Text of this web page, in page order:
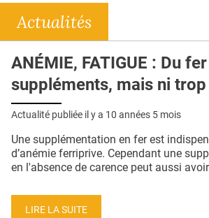
DOSSIERS
RÉSEAUX
E-REVUE SAD
THÉMA
QUI SOMMES-NOUS ?
CONDITIONS GÉNÉRALES
Actualités
ANÉMIE, FATIGUE : Du
suppléments, mais ni
Actualité publiée il y a 10 années 5 mois
Une supplémentation en fer est
d’anémie ferriprive. Cependant une
en l'absence de carence peut aussi
LIRE LA SUITE